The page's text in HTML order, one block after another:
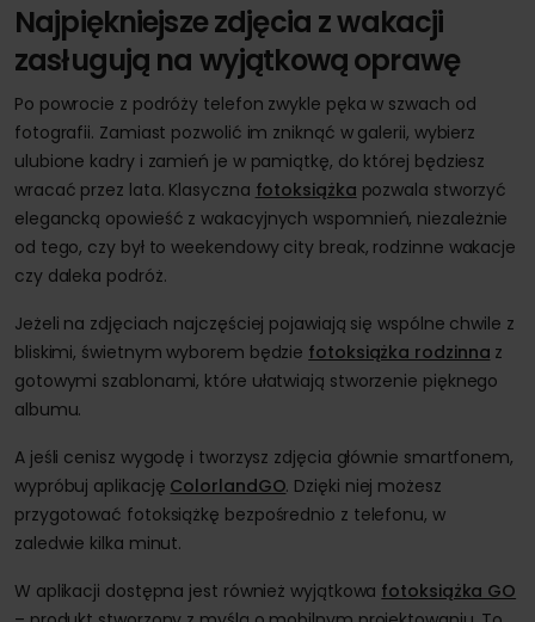
Najpiękniejsze zdjęcia z wakacji
zasługują na wyjątkową oprawę
Po powrocie z podróży telefon zwykle pęka w szwach od
fotografii. Zamiast pozwolić im zniknąć w galerii, wybierz
ulubione kadry i zamień je w pamiątkę, do której będziesz
wracać przez lata. Klasyczna fotoksiążka pozwala stworzyć
elegancką opowieść z wakacyjnych wspomnień, niezależnie
od tego, czy był to weekendowy city break, rodzinne wakacje
czy daleka podróż.
Jeżeli na zdjęciach najczęściej pojawiają się wspólne chwile z
bliskimi, świetnym wyborem będzie fotoksiążka rodzinna z
gotowymi szablonami, które ułatwiają stworzenie pięknego
albumu.
A jeśli cenisz wygodę i tworzysz zdjęcia głównie smartfonem,
wypróbuj aplikację ColorlandGO. Dzięki niej możesz
przygotować fotoksiążkę bezpośrednio z telefonu, w
zaledwie kilka minut.
W aplikacji dostępna jest również wyjątkowa fotoksiążka GO